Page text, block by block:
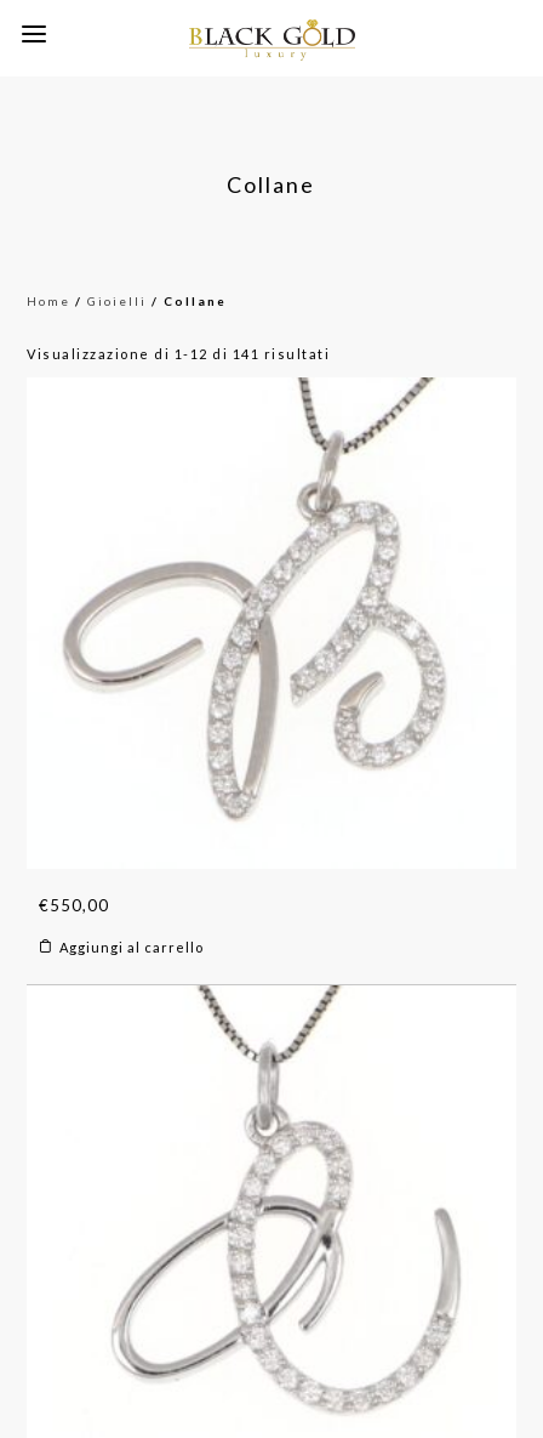
Collane
Home /Gioielli / Collane
Visualizzazione di 1-12 di 141 risultati
più
recente
€550,00
Aggiungi al carrello